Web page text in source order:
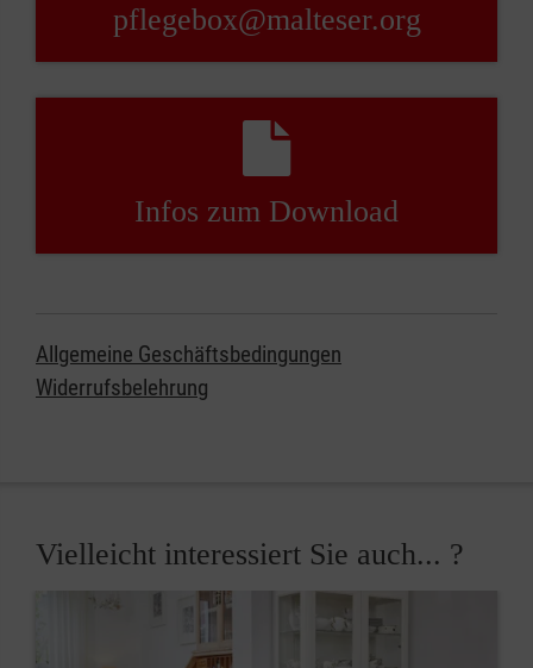
pflegebox@malteser.org
Infos zum Download
Allgemeine Geschäftsbedingungen
Widerrufsbelehrung
Vielleicht interessiert Sie auch... ?